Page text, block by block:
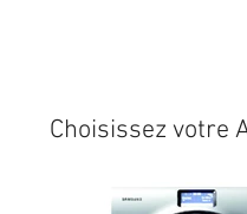
Choisissez votre